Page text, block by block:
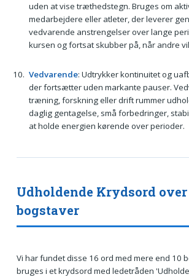
uden at vise træthedstegn. Bruges om
medarbejdere eller atleter, der leverer
vedvarende anstrengelser over lange
kursen og fortsat skubber på, når andre
Vedvarende: Udtrykker kontinuitet og
der fortsætter uden markante pauser.
træning, forskning eller drift rummer
daglig gentagelse, små forbedringer,
at holde energien kørende over perioder.
Udholdende Krydsord over
bogstaver
Vi har fundet disse 16 ord med mere end 10
bruges i et krydsord med ledetråden